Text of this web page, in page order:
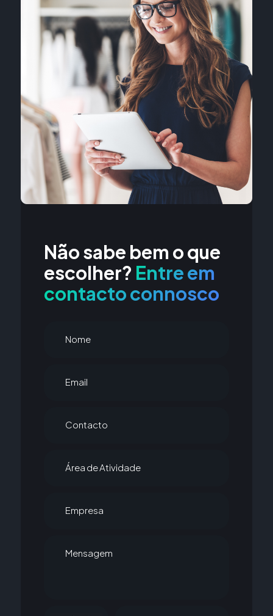
Não sabe bem o que
escolher? Entre em
contacto connosco
Nome
Email
Contacto
Área de Atividade
Empresa
Mensagem